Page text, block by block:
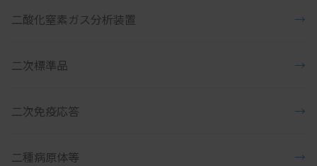
二酸化窒素ガス分析装置 →
二次標準品 →
二次免疫応答 →
二種病原体等 →